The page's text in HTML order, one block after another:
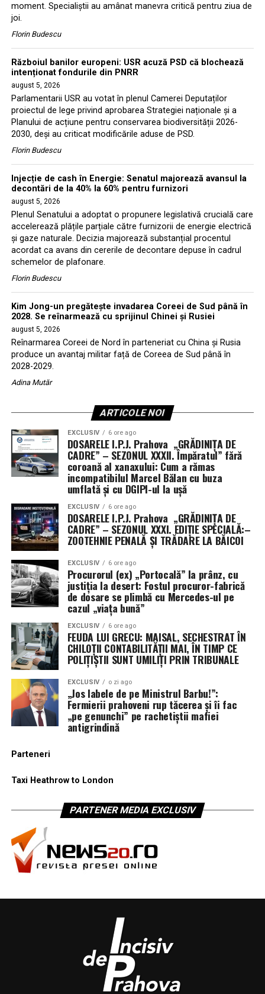
moment. Specialiștii au amânat manevra critică pentru ziua de
joi.
Florin Budescu
Războiul banilor europeni: USR acuză PSD că blochează
intenționat fondurile din PNRR
august 5, 2026
Parlamentarii USR au votat în plenul Camerei Deputaților
proiectul de lege privind aprobarea Strategiei naționale și a
Planului de acțiune pentru conservarea biodiversității 2026-
2030, deși au criticat modificările aduse de PSD.
Florin Budescu
Injecție de cash în Energie: Senatul majorează avansul la
decontări de la 40% la 60% pentru furnizori
august 5, 2026
Plenul Senatului a adoptat o propunere legislativă crucială care
accelerează plățile parțiale către furnizorii de energie electrică
și gaze naturale. Decizia majorează substanțial procentul
acordat ca avans din cererile de decontare depuse în cadrul
schemelor de plafonare.
Florin Budescu
Kim Jong-un pregătește invadarea Coreei de Sud până în
2028. Se reînarmează cu sprijinul Chinei și Rusiei
august 5, 2026
Reînarmarea Coreei de Nord în parteneriat cu China și Rusia
produce un avantaj militar față de Coreea de Sud până în
2028-2029.
Adina Mutăr
ARTICOLE NOI
EXCLUSIV 6 ore ago
DOSARELE I.P.J. Prahova „GRĂDINIȚA DE
CADRE” – SEZONUL XXXII. Împăratul” fără
coroană al xanaxului: Cum a rămas
incompatibilul Marcel Bălan cu buza
umflată și cu DGIPI-ul la ușă
EXCLUSIV 6 ore ago
DOSARELE I.P.J. Prahova „GRĂDINIȚA DE
CADRE” – SEZONUL XXXI. EDIȚIE SPECIALĂ:–
ZOOTEHNIE PENALĂ ȘI TRĂDARE LA BĂICOI
EXCLUSIV 6 ore ago
Procurorul (ex) „Portocală” la prânz, cu
justiția la desert: Fostul procuror-fabrică
de dosare se plimbă cu Mercedes-ul pe
cazul „viața bună”
EXCLUSIV 6 ore ago
FEUDA LUI GRECU: MAISAL, SECHESTRAT ÎN
CHILOȚII CONTABILITĂȚII MAI, ÎN TIMP CE
POLIȚIȘTII SUNT UMILIȚI PRIN TRIBUNALE
EXCLUSIV o zi ago
„Jos labele de pe Ministrul Barbu!”:
Fermierii prahoveni rup tăcerea și îi fac
„pe genunchi” pe rachetiștii mafiei
antigrindină
Parteneri
Taxi Heathrow to London
PARTENER MEDIA EXCLUSIV